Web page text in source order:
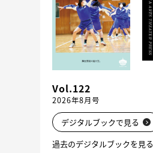
Vol.122
2026年8月号
デジタルブックで見る
過去のデジタルブックを見る